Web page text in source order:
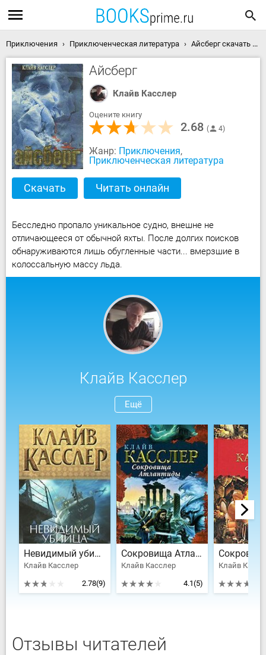
Приключения Приключенческая литература Айсберг скачать книгу
Айсберг
Клайв Касслер
Оцените книгу
2.68 4
Жанр: Приключения,
Приключенческая литература
Скачать Читать онлайн
Бесследно пропало уникальное судно, внешне не
отличающееся от обычной яхты. После долгих поисков
обнаруживаются лишь обугленные части... вмерзшие в
колоссальную массу льда.
Клайв Касслер
Ещё
Невидимый убийца
Клайв Касслер
2.78(9)
Сокровища Атлантиды
Клайв Касслер
4.1(5)
Клайв
Отзывы читателей